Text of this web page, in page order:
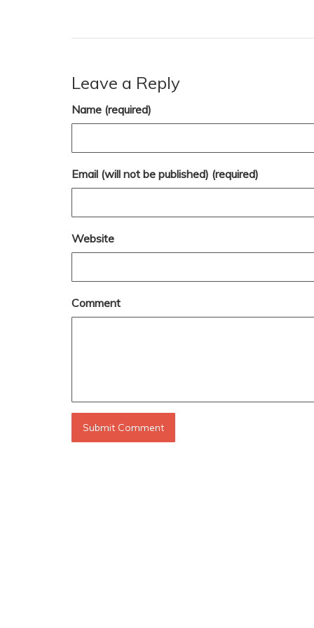
Leave a Reply
Name (required)
Email (will not be published) (required)
Website
Comment